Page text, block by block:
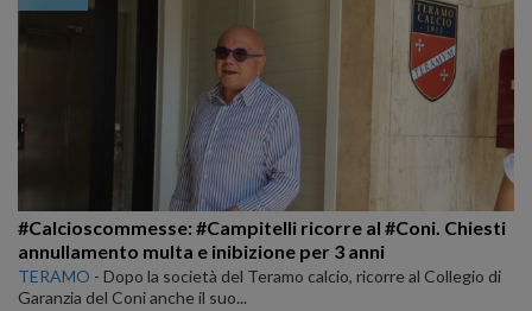
#Calcioscommesse: #Campitelli ricorre al #Coni. Chiesti
annullamento multa e inibizione per 3 anni
TERAMO - Dopo la società del Teramo calcio, ricorre al Collegio di
Garanzia del Coni anche il suo...